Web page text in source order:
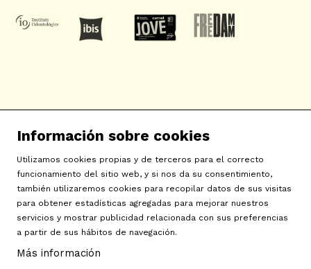
c/ Neopàtria, 54
08030 Barcelona
info@sat-teatre.cat | 933457930
Sitemap | Aviso Legal | Uso de Cookies | Contactar
Política de privacidad
| Declaración de accesibilidad
Información sobre cookies
Utilizamos cookies propias y de terceros para el correcto
funcionamiento del sitio web, y si nos da su consentimiento,
también utilizaremos cookies para recopilar datos de sus visitas
para obtener estadísticas agregadas para mejorar nuestros
servicios y mostrar publicidad relacionada con sus preferencias
a partir de sus hábitos de navegación.
Más información